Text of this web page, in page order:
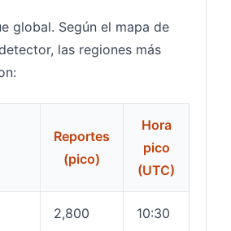
global. Según el mapa de
las regiones más
Reportes
(pico)
Hora
pico
(UTC)
2,800 10:30